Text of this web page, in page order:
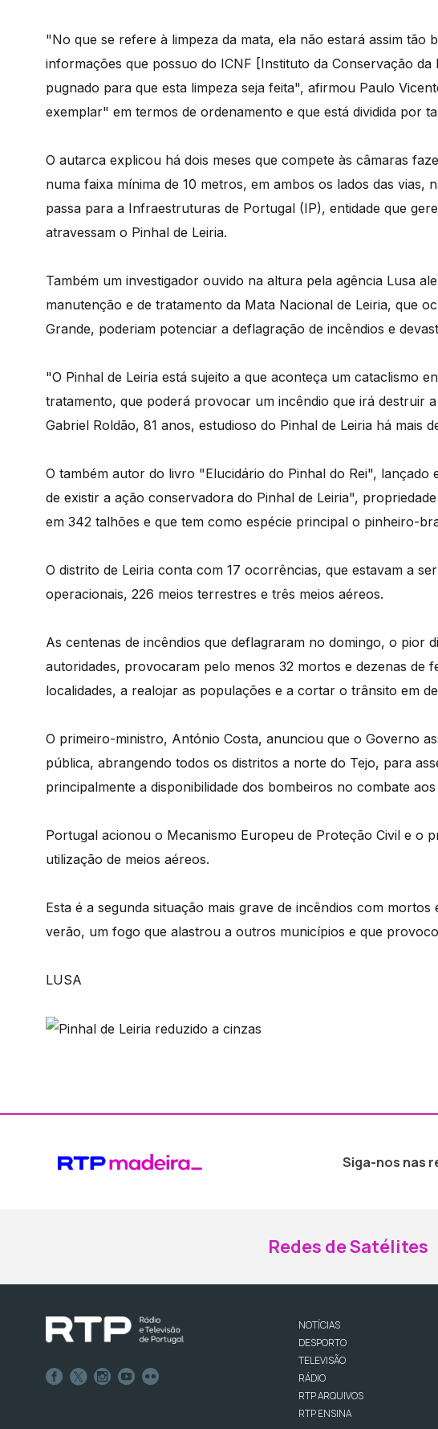
"No que se refere à limpeza da mata, ela não estará assim tão
informações que possuo do ICNF [Instituto da Conservação
pugnado para que esta limpeza seja feita", afirmou Paulo
exemplar" em termos de ordenamento e que está dividida por
O autarca explicou há dois meses que compete às câmaras
numa faixa mínima de 10 metros, em ambos os lados das vias,
passa para a Infraestruturas de Portugal (IP), entidade que
atravessam o Pinhal de Leiria.
Também um investigador ouvido na altura pela agência Lusa
manutenção e de tratamento da Mata Nacional de Leiria, que
Grande, poderiam potenciar a deflagração de incêndios e
"O Pinhal de Leiria está sujeito a que aconteça um cataclismo
tratamento, que poderá provocar um incêndio que irá destruir
Gabriel Roldão, 81 anos, estudioso do Pinhal de Leiria há mais
O também autor do livro "Elucidário do Pinhal do Rei",
de existir a ação conservadora do Pinhal de Leiria",
em 342 talhões e que tem como espécie principal o pinheiro-
O distrito de Leiria conta com 17 ocorrências, que estavam a
operacionais, 226 meios terrestres e três meios aéreos.
As centenas de incêndios que deflagraram no domingo, o pior
autoridades, provocaram pelo menos 32 mortos e dezenas de
localidades, a realojar as populações e a cortar o trânsito em
O primeiro-ministro, António Costa, anunciou que o Governo
pública, abrangendo todos os distritos a norte do Tejo, para
principalmente a disponibilidade dos bombeiros no combate aos
Portugal acionou o Mecanismo Europeu de Proteção Civil e o
utilização de meios aéreos.
Esta é a segunda situação mais grave de incêndios com
verão, um fogo que alastrou a outros municípios e que
LUSA
Siga-nos nas
Redes de Satélites
NOTÍCIAS
DESPORTO
TELEVISÃO
RÁDIO
RTP ARQUIVOS
RTP ENSINA